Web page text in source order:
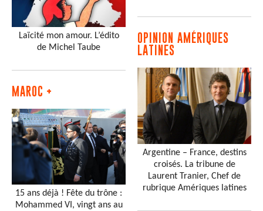
Laïcité mon amour. L’édito
de Michel Taube
MAROC +
15 ans déjà ! Fête du trône :
Mohammed VI, vingt ans au
OPINION AMÉRIQUES
LATINES
Argentine – France, destins
croisés. La tribune de
Laurent Tranier, Chef de
rubrique Amériques latines